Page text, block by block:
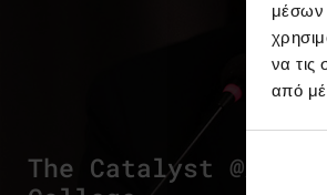
μέσων
να τις
από
The Catalyst @Aegean